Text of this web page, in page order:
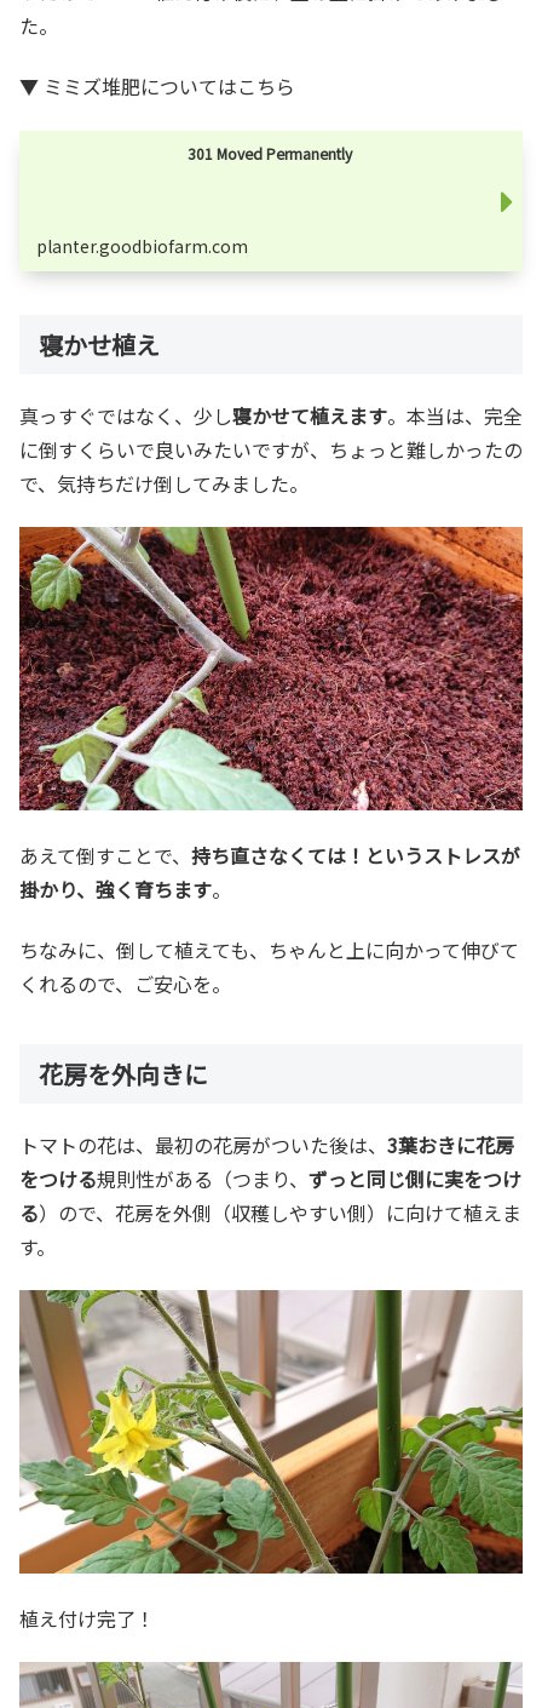
た。
▼ ミミズ堆肥についてはこちら
301 Moved Permanently
planter.goodbiofarm.com
寝かせ植え
真っすぐではなく、少し寝かせて植えます。本当は、完全
に倒すくらいで良いみたいですが、ちょっと難しかったの
で、気持ちだけ倒してみました。
あえて倒すことで、 持ち直さなくては！というストレスが
掛かり、強く育ちます。
ちなみに、倒して植えても、ちゃんと上に向かって伸びて
くれるので、ご安心を。
花房を外向きに
トマトの花は、最初の花房がついた後は、 3葉おきに花房
をつける規則性がある（つまり、 ずっと同じ側に実をつけ
る）ので、花房を外側（収穫しやすい側）に向けて植えま
す。
植え付け完了！